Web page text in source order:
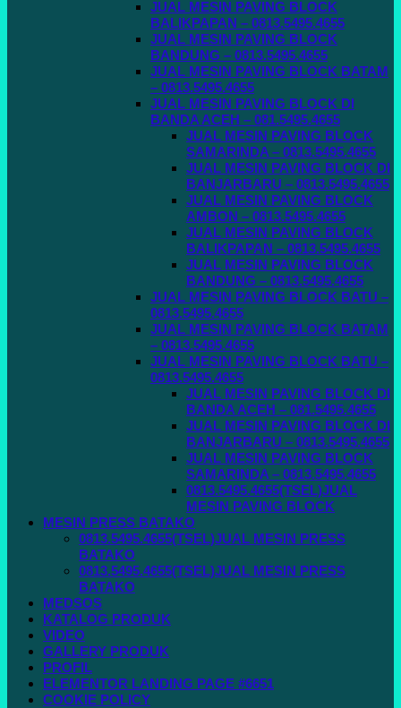
JUAL MESIN PAVING BLOCK
BALIKPAPAN – 0813.5495.4655
JUAL MESIN PAVING BLOCK
BANDUNG – 0813.5495.4655
JUAL MESIN PAVING BLOCK BATAM
– 0813.5495.4655
JUAL MESIN PAVING BLOCK DI
BANDA ACEH – 081.5495.4655
JUAL MESIN PAVING BLOCK
SAMARINDA – 0813.5495.4655
JUAL MESIN PAVING BLOCK DI
BANJARBARU – 0813.5495.4655
JUAL MESIN PAVING BLOCK
AMBON – 0813.5495.4655
JUAL MESIN PAVING BLOCK
BALIKPAPAN – 0813.5495.4655
JUAL MESIN PAVING BLOCK
BANDUNG – 0813.5495.4655
JUAL MESIN PAVING BLOCK BATU –
0813.5495.4655
JUAL MESIN PAVING BLOCK BATAM
– 0813.5495.4655
JUAL MESIN PAVING BLOCK BATU –
0813.5495.4655
JUAL MESIN PAVING BLOCK DI
BANDA ACEH – 081.5495.4655
JUAL MESIN PAVING BLOCK DI
BANJARBARU – 0813.5495.4655
JUAL MESIN PAVING BLOCK
SAMARINDA – 0813.5495.4655
0813.5495.4655(TSEL)JUAL
MESIN PAVING BLOCK
MESIN PRESS BATAKO
0813.5495.4655(TSEL)JUAL MESIN PRESS
BATAKO
0813.5495.4655(TSEL)JUAL MESIN PRESS
BATAKO
MEDSOS
KATALOG PRODUK
VIDEO
GALLERY PRODUK
PROFIL
ELEMENTOR LANDING PAGE #6651
COOKIE POLICY